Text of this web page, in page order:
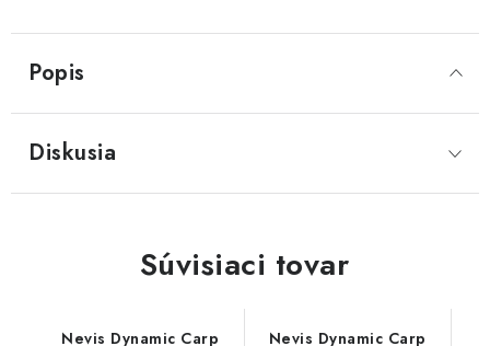
Popis
Diskusia
Súvisiaci tovar
Nevis Dynamic Carp
Nevis Dynamic Carp